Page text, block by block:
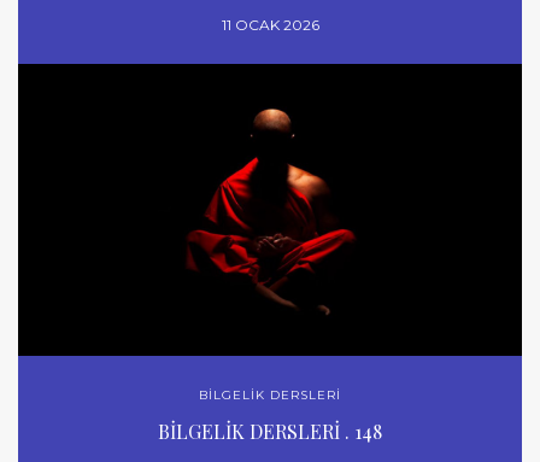
11 OCAK 2026
BİLGELİK DERSLERİ
BİLGELİK DERSLERİ . 148